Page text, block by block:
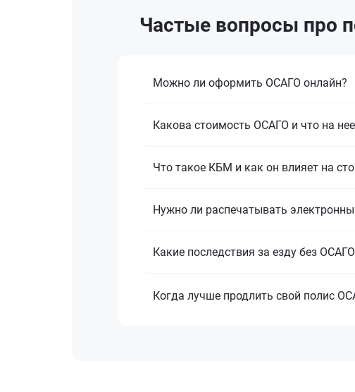
Частые вопросы про
Можно ли оформить ОСАГО онлайн?
Какова стоимость ОСАГО и что на
Что такое КБМ и как он влияет на
Нужно ли распечатывать
Какие последствия за езду без
Когда лучше продлить свой полис